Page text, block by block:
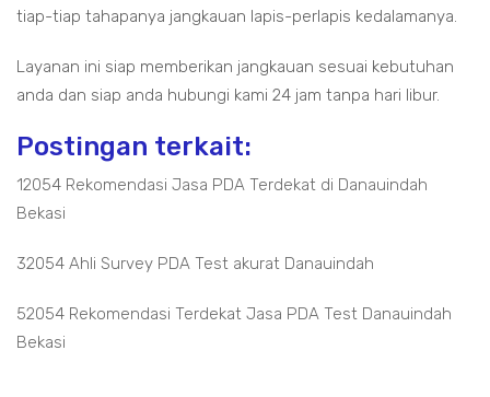
tiap-tiap tahapanya jangkauan lapis-perlapis kedalamanya.
Layanan ini siap memberikan jangkauan sesuai kebutuhan
anda dan siap anda hubungi kami 24 jam tanpa hari libur.
Postingan terkait:
12054 Rekomendasi Jasa PDA Terdekat di Danauindah
Bekasi
32054 Ahli Survey PDA Test akurat Danauindah
52054 Rekomendasi Terdekat Jasa PDA Test Danauindah
Bekasi